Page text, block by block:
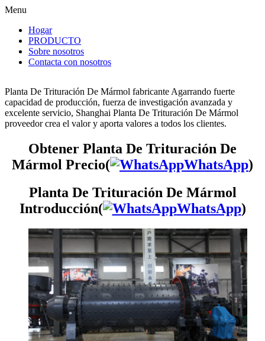
Menu
Hogar
PRODUCTO
Sobre nosotros
Contacta con nosotros
Planta De Trituración De Mármol fabricante Agarrando fuerte
capacidad de producción, fuerza de investigación avanzada y
excelente servicio, Shanghai Planta De Trituración De Mármol
proveedor crea el valor y aporta valores a todos los clientes.
Obtener Planta De Trituración De
Mármol Precio(
WhatsApp)
Planta De Trituración De Mármol
Introducción(
WhatsApp)